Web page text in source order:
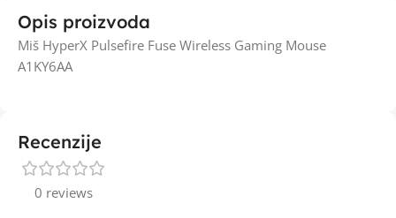
Opis proizvoda
Miš HyperX Pulsefire Fuse Wireless Gaming Mouse
A1KY6AA
Recenzije
0 reviews